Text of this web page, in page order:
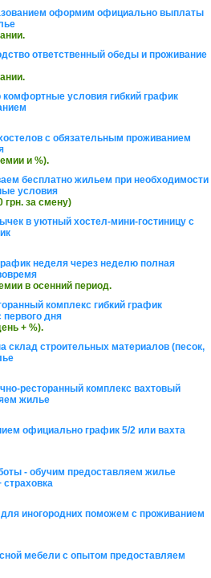
оформим официально выплаты
ответственный обеды и проживание
условия гибкий график
с обязательным проживанием
и %).
бесплатно жильем при необходимости
условия
грн. за смену)
в уютный хостел-мини-гостиницу с
неделя через неделю полная
в осенний период.
комплекс гибкий график
дня
+ %).
склад строительных материалов (песок,
ресторанный комплекс вахтовый
жилье
официально график 5/2 или вахта
- обучим предоставляем жилье
иногородних поможем с проживанием
мебели с опытом предоставляем